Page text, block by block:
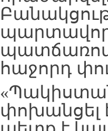
պատճառով
հաջորդ
փոխանցել